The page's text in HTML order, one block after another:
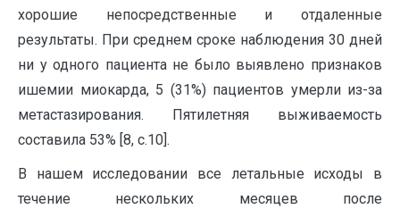
хорошие непосредственные и отдаленные
результаты. При среднем сроке наблюдения 30 дней
ни у одного пациента не было выявлено признаков
ишемии миокарда, 5 (31%) пациентов умерли из-за
метастазирования. Пятилетняя выживаемость
составила 53% [8, с.10].
В нашем исследовании все летальные исходы в
течение нескольких месяцев после